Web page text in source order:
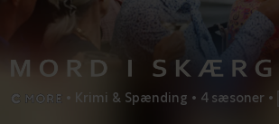
• Krimi & Spænding • 4 sæsoner •